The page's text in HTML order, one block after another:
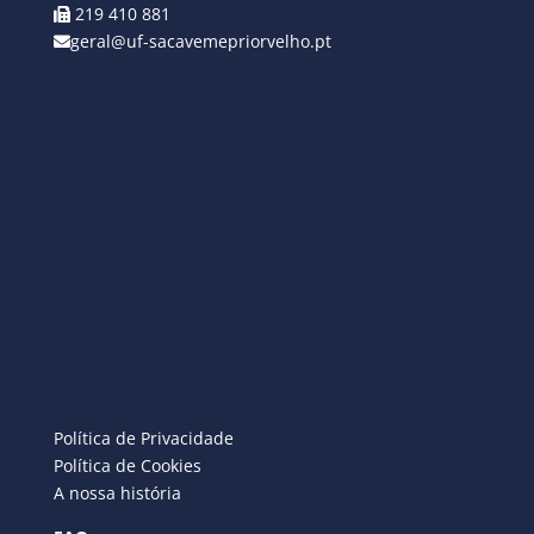
219 410 881
geral@uf-sacavemepriorvelho.pt
Política de Privacidade
Política de Cookies
A nossa história